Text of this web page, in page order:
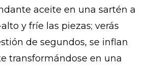
aceite en una sartén a
y fríe las piezas; verás
de segundos, se inflan
transformándose en una